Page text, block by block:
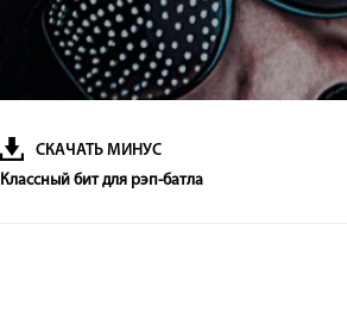
СКАЧАТЬ МИНУС
Классный бит для рэп-батла